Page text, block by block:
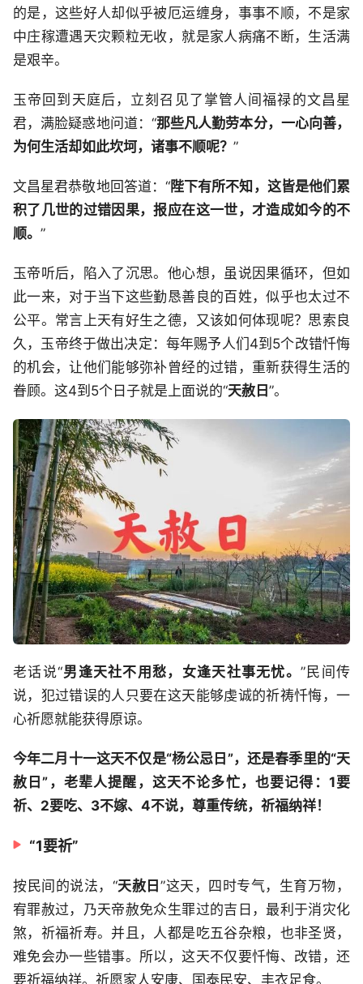
的是，这些好人却似乎被厄运缠身，事事不顺，不是家
中庄稼遭遇天灾颗粒无收，就是家人病痛不断，生活满
是艰辛。
玉帝回到天庭后，立刻召见了掌管人间福禄的文昌星
君，满脸疑惑地问道：“那些凡人勤劳本分，一心向善，
为何生活却如此坎坷，诸事不顺呢？ ”
文昌星君恭敬地回答道：“陛下有所不知，这皆是他们累
积了几世的过错因果，报应在这一世，才造成如今的不
顺。 ”
玉帝听后，陷入了沉思。他心想，虽说因果循环，但如
此一来，对于当下这些勤恳善良的百姓，似乎也太过不
公平。常言上天有好生之德，又该如何体现呢？思索良
久，玉帝终于做出决定：每年赐予人们4到5个改错忏悔
的机会，让他们能够弥补曾经的过错，重新获得生活的
眷顾。这4到5个日子就是上面说的“天赦日 ”。
老话说“男逢天社不用愁，女逢天社事无忧。”民间传
说，犯过错误的人只要在这天能够虔诚的祈祷忏悔，一
心祈愿就能获得原谅。
今年二月十一这天不仅是“杨公忌日”，还是春季里的“天
赦日”，老辈人提醒，这天不论多忙，也要记得：1要
祈、2要吃、3不嫁、4不说，尊重传统，祈福纳祥！
“1要祈”
按民间的说法，“天赦日 ”这天，四时专气，生育万物，
宥罪赦过，乃天帝赦免众生罪过的吉日，最利于消灾化
煞，祈福祈寿。并且，人都是吃五谷杂粮，也非圣贤，
难免会办一些错事。所以，这天不仅要忏悔、改错，还
要祈福纳祥。祈愿家人安康、国泰民安、丰衣足食。